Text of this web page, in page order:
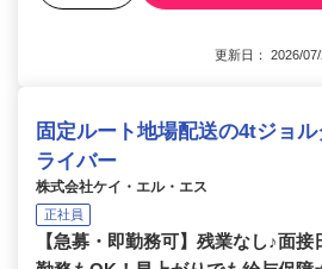
更新日： 2026/
固定ルート地場配送の4tジョ
ライバー
株式会社ケイ・エル・エス
正社員
【急募・即勤務可】残業なし♪面